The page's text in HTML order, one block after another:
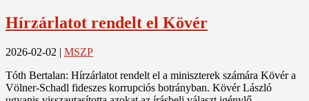
Hírzárlatot rendelt el Kövér
2026-02-02 | MSZP
Tóth Bertalan: Hírzárlatot rendelt el a miniszterek számára Kövér a
Völner-Schadl fideszes korrupciós botrányban. Kövér László